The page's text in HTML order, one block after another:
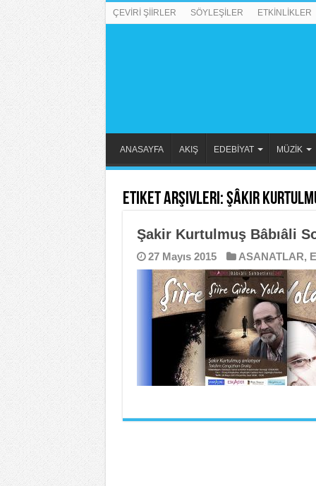
ÇEVİRİ ŞİİRLER SÖYLEŞİLER ETKİNLİKLER
ANASAYFA AKIŞ EDEBİYAT MÜZİK
Etiket Arşivleri:Şâkir
Şakir Kurtulmuş Bâbıâli
27 Mayıs 2015 ASANATLAR,